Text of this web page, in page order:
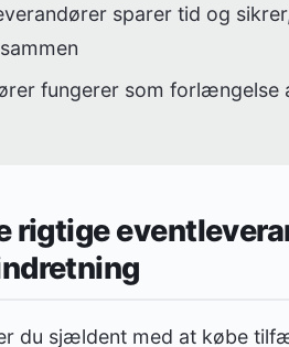
sparer tid og
fungerer som forlængelse
rigtige
du sjældent med at købe